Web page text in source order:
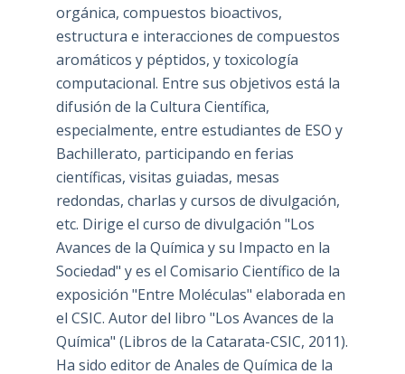
orgánica, compuestos bioactivos,
estructura e interacciones de compuestos
aromáticos y péptidos, y toxicología
computacional. Entre sus objetivos está la
difusión de la Cultura Científica,
especialmente, entre estudiantes de ESO y
Bachillerato, participando en ferias
científicas, visitas guiadas, mesas
redondas, charlas y cursos de divulgación,
etc. Dirige el curso de divulgación "Los
Avances de la Química y su Impacto en la
Sociedad" y es el Comisario Científico de la
exposición "Entre Moléculas" elaborada en
el CSIC. Autor del libro "Los Avances de la
Química" (Libros de la Catarata-CSIC, 2011).
Ha sido editor de Anales de Química de la